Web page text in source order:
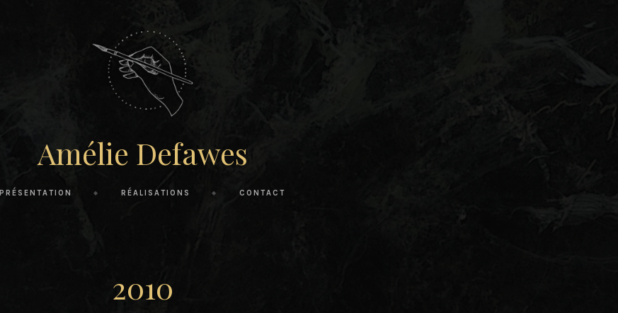
Amélie Defawes
PRÉSENTATION RÉALISATIONS CONTACT
2010